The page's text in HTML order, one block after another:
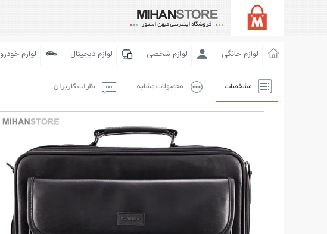
لوازم خانگی لوازم شخصی لوازم دیجیتال لوازم خودرو
مشخصات محصولات مشابه نظرات کاربران